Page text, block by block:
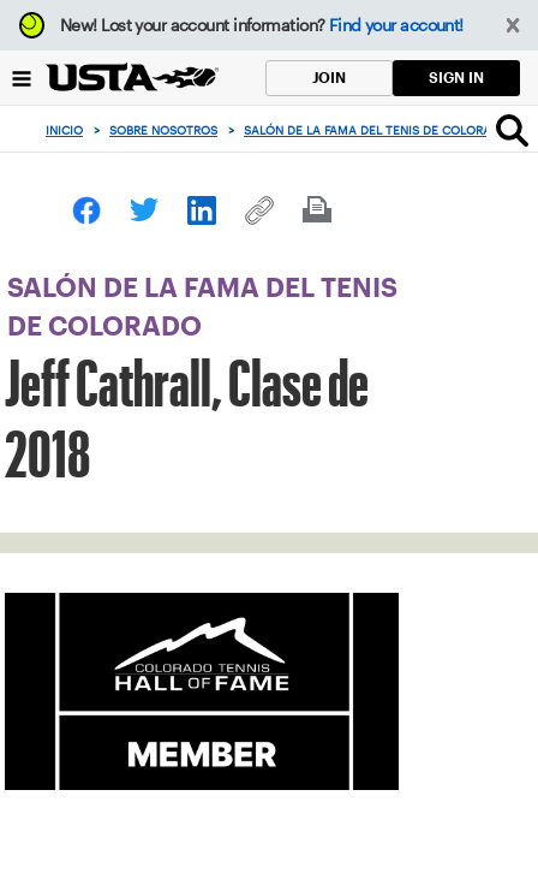
Enfoque
desde
botón
volver
principio
New!Lost your account information? Find your account!
JOIN SIGN IN
INICIO > SOBRE NOSOTROS > SALÓN DE LA FAMA DEL TENIS DE COLORADO >
SALÓN DE LA FAMA DEL TENIS
DE COLORADO
Jeff Cathrall, Clase de
2018